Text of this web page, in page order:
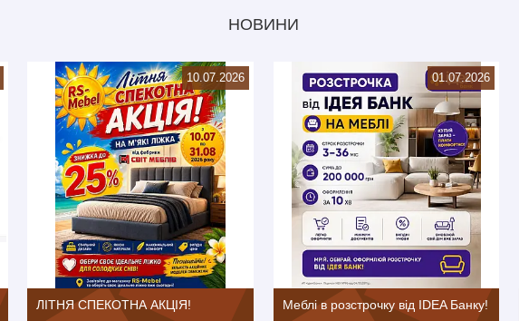
НОВИНИ
10.07.2026
ЛІТНЯ СПЕКОТНА АКЦІЯ!
01.07.2026
Меблі в розстрочку від IDEA Банку!